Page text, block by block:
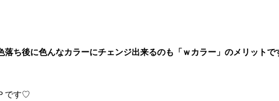
ち後に色んなカラーにチェンジ出来るのも「ｗカラー」のメリットで
です♡